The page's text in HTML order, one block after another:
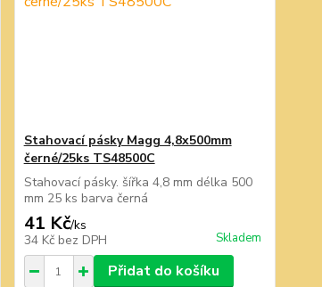
Stahovací pásky Magg 4,8x500mm
černé/25ks TS48500C
Stahovací pásky. šířka 4,8 mm délka 500
mm 25 ks barva černá
41 Kč/ks
34 Kč bez DPH Skladem
Přidat do košíku